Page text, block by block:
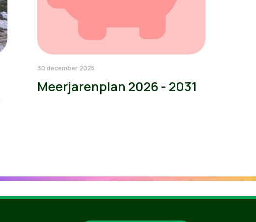
30 december 2025
Meerjarenplan 2026 - 2031